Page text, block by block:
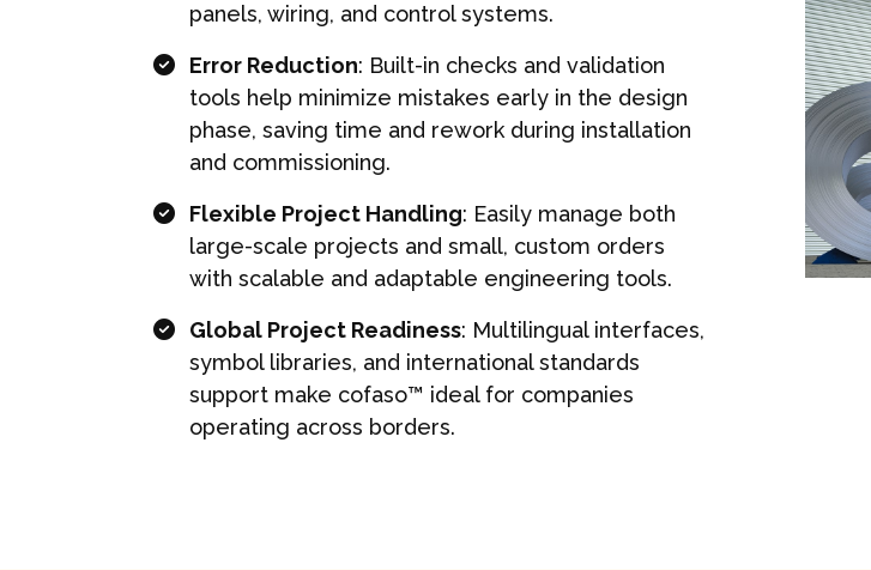
panels, wiring, and control systems.
Error Reduction: Built-in checks and validation
tools help minimize mistakes early in the design
phase, saving time and rework during installation
and commissioning.
Flexible Project Handling: Easily manage both
large-scale projects and small, custom orders
with scalable and adaptable engineering tools.
Global Project Readiness: Multilingual interfaces,
symbol libraries, and international standards
support make cofaso™ ideal for companies
operating across borders.